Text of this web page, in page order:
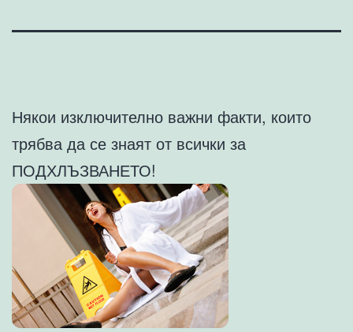
Някои изключително важни факти, които
трябва да се знаят от всички за
ПОДХЛЪЗВАНЕТО!